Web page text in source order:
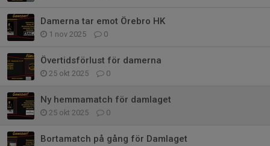
Damerna tar emot Örebro HK
1 nov 2025 0
Övertidsförlust för damerna
25 okt 2025 0
Ny hemmamatch för damlaget
25 okt 2025 0
Bortamatch på gång för Damlaget